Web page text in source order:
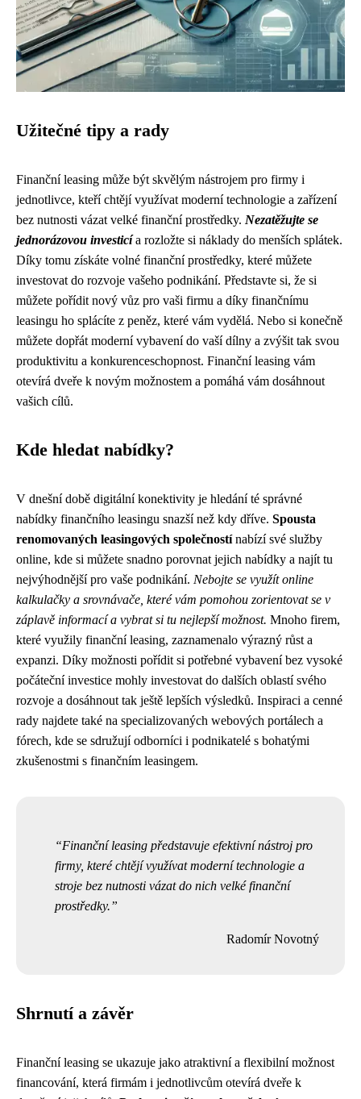
Užitečné tipy a rady
Finanční leasing může být skvělým nástrojem pro firmy i
jednotlivce, kteří chtějí využívat moderní technologie a zařízení
bez nutnosti vázat velké finanční prostředky. Nezatěžujte se
jednorázovou investicía rozložte si náklady do menších splátek.
Díky tomu získáte volné finanční prostředky, které můžete
investovat do rozvoje vašeho podnikání. Představte si, že si
můžete pořídit nový vůz pro vaši firmu a díky finančnímu
leasingu ho splácíte z peněz, které vám vydělá. Nebo si konečně
můžete dopřát moderní vybavení do vaší dílny a zvýšit tak svou
produktivitu a konkurenceschopnost. Finanční leasing vám
otevírá dveře k novým možnostem a pomáhá vám dosáhnout
vašich cílů.
Kde hledat nabídky?
V dnešní době digitální konektivity je hledání té správné
nabídky finančního leasingu snazší než kdy dříve. Spousta
renomovaných leasingových společnostínabízí své služby
online, kde si můžete snadno porovnat jejich nabídky a najít tu
nejvýhodnější pro vaše podnikání. Nebojte se využít online
kalkulačky a srovnávače, které vám pomohou zorientovat se v
záplavě informací a vybrat si tu nejlepší možnost. Mnoho firem,
které využily finanční leasing, zaznamenalo výrazný růst a
expanzi. Díky možnosti pořídit si potřebné vybavení bez vysoké
počáteční investice mohly investovat do dalších oblastí svého
rozvoje a dosáhnout tak ještě lepších výsledků. Inspiraci a cenné
rady najdete také na specializovaných webových portálech a
fórech, kde se sdružují odborníci i podnikatelé s bohatými
zkušenostmi s finančním leasingem.
Finanční leasing představuje efektivní nástroj pro
firmy, které chtějí využívat moderní technologie a
stroje bez nutnosti vázat do nich velké finanční
prostředky.
Radomír Novotný
Shrnutí a závěr
Finanční leasing se ukazuje jako atraktivní a flexibilní možnost
financování, která firmám i jednotlivcům otevírá dveře k